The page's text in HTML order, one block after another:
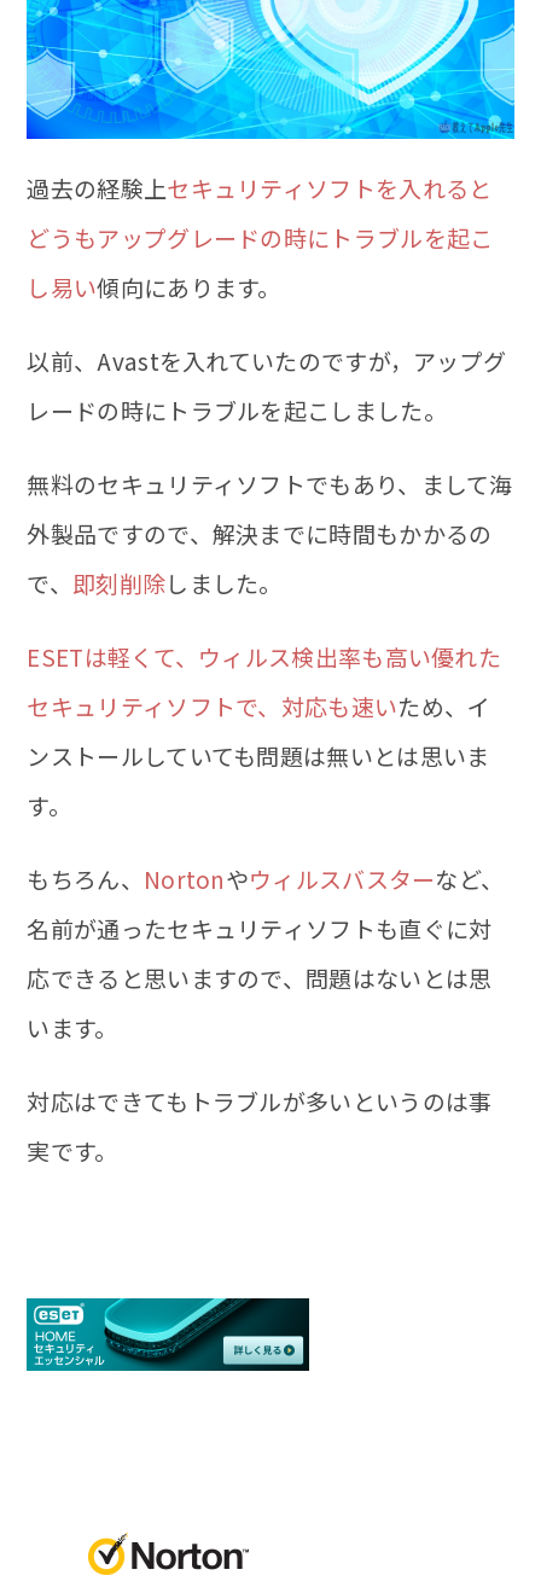
過去の経験上セキュリティソフトを入れると
どうもアップグレードの時にトラブルを起こ
し易い傾向にあります。
以前、Avastを入れていたのですが，アップグ
レードの時にトラブルを起こしました。
無料のセキュリティソフトでもあり、まして海
外製品ですので、解決までに時間もかかるの
で、 即刻削除しました。
ESETは軽くて、ウィルス検出率も高い優れた
セキュリティソフトで、対応も速いため、イ
ンストールしていても問題は無いとは思いま
す。
もちろん、 Nortonやウィルスバスターなど、
名前が通ったセキュリティソフトも直ぐに対
応できると思いますので、問題はないとは思
います。
対応はできてもトラブルが多いというのは事
実です。